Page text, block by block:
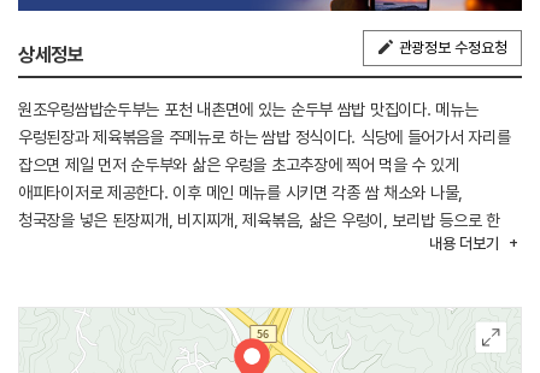
상세정보 관광정보 수정요청
원조우렁쌈밥순두부는 포천 내촌면에 있는 순두부 쌈밥 맛집이다. 메뉴는
우렁된장과 제육볶음을 주메뉴로 하는 쌈밥 정식이다. 식당에 들어가서 자리를
잡으면 제일 먼저 순두부와 삶은 우렁을 초고추장에 찍어 먹을 수 있게
애피타이저로 제공한다. 이후 메인 메뉴를 시키면 각종 쌈 채소와 나물,
청국장을 넣은 된장찌개, 비지찌개, 제육볶음, 삶은 우렁이, 보리밥 등으로 한
상을 차려 낸다. 비빔밥을 쌈 채소에 싸서 먹기도 하고, 제육볶음을 싸 먹어도
주차장이 있어서 이용이 편리하다.
내용 더보기